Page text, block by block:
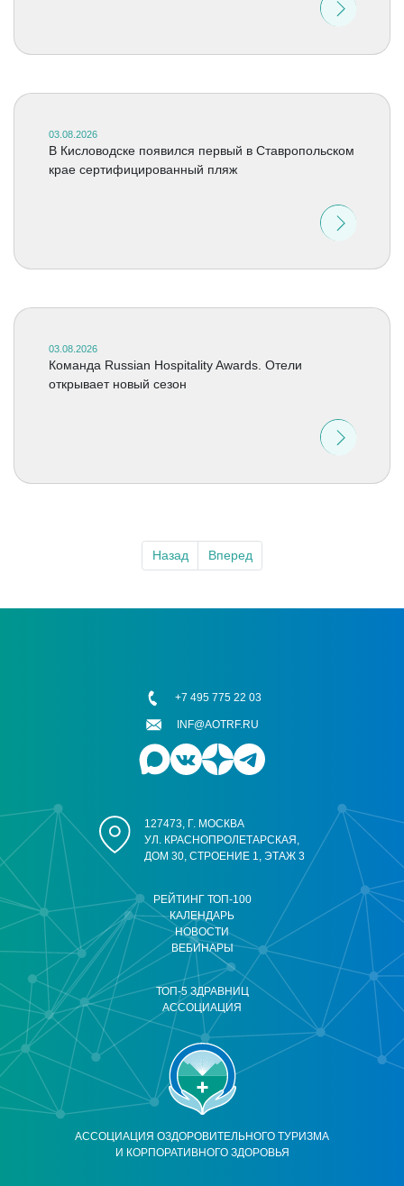
03.08.2026
В Кисловодске появился первый в Ставропольском
крае сертифицированный пляж
03.08.2026
Команда Russian Hospitality Awards. Отели
открывает новый сезон
Назад Вперед
АССОЦИАЦИЯ ОЗДОРОВИТЕЛЬНОГО ТУРИЗМА
И КОРПОРАТИВНОГО ЗДОРОВЬЯ
РЕЙТИНГ ТОП-100
КАЛЕНДАРЬ
НОВОСТИ
ВЕБИНАРЫ
ТОП-5 ЗДРАВНИЦ
АССОЦИАЦИЯ
127473, Г. МОСКВА
УЛ. КРАСНОПРОЛЕТАРСКАЯ,
ДОМ 30, СТРОЕНИЕ 1, ЭТАЖ 3
+7 495 775 22 03
INF@AOTRF.RU